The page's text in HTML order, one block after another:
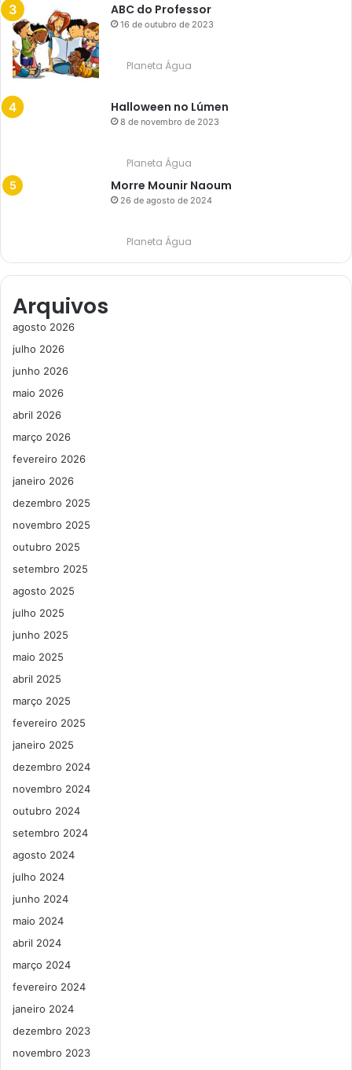
ABC do Professor
16 de outubro de 2023
Planeta Água
Halloween no Lúmen
8 de novembro de 2023
Planeta Água
Morre Mounir Naoum
26 de agosto de 2024
Planeta Água
Arquivos
agosto 2026
julho 2026
junho 2026
maio 2026
abril 2026
março 2026
fevereiro 2026
janeiro 2026
dezembro 2025
novembro 2025
outubro 2025
setembro 2025
agosto 2025
julho 2025
junho 2025
maio 2025
abril 2025
março 2025
fevereiro 2025
janeiro 2025
dezembro 2024
novembro 2024
outubro 2024
setembro 2024
agosto 2024
julho 2024
junho 2024
maio 2024
abril 2024
março 2024
fevereiro 2024
janeiro 2024
dezembro 2023
novembro 2023